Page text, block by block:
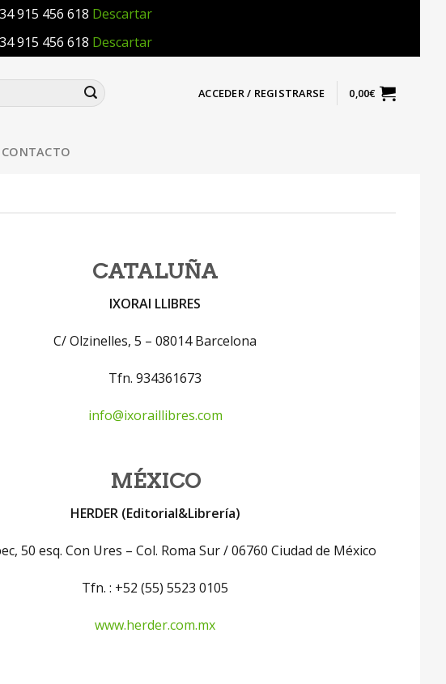
915 456 618 Descartar
915 456 618 Descartar
ACCEDER / REGISTRARSE 0,00€
CONTACTO
CATALUÑA
IXORAI LLIBRES
C/ Olzinelles, 5 – 08014 Barcelona
Tfn. 934361673
info@ixoraillibres.com
MÉXICO
HERDER (Editorial&Librería)
50 esq. Con Ures – Col. Roma Sur / 06760 Ciudad de México
Tfn. : +52 (55) 5523 0105
www.herder.com.mx